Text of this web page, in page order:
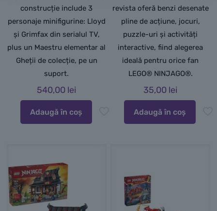
construcție include 3
personaje minifigurine: Lloyd
și Grimfax din serialul TV,
plus un Maestru elementar al
Gheții de colecție, pe un
suport.
540,00 lei
Adaugă în coș
revista oferă benzi desenate
pline de acțiune, jocuri,
puzzle-uri și activități
interactive, fiind alegerea
ideală pentru orice fan
LEGO® NINJAGO®.
35,00 lei
Adaugă în coș